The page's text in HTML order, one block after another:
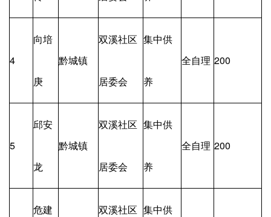
4
向培
庚
黔城镇
双溪社区
居委会
集中供
养
全自理 200
5
邱安
龙
黔城镇
双溪社区
居委会
集中供
养
全自理 200
危建 双溪社区 集中供